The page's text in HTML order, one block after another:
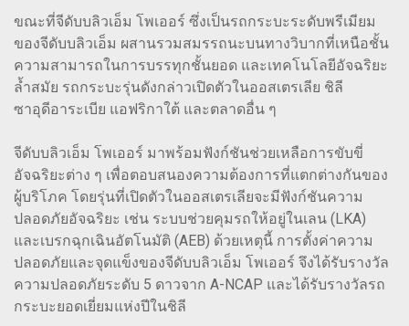
ขณะที่จีดับบลิวเอ็ม โพเออร์ ซึ่งเป็นรถกระบะระดับพรีเมียม
ของจีดับบลิวเอ็ม ผสานรวมสมรรถนะบนทางวิบากที่เหนือชั้น
ความสามารถในการบรรทุกชั้นยอด และเทคโนโลยีอัจฉริยะ
ล้ำสมัย รถกระบะรุ่นดังกล่าวเปิดตัวในออสเตรเลีย ชิลี
ซาอุดีอาระเบีย แอฟริกาใต้ และตลาดอื่น ๆ
จีดับบลิวเอ็ม โพเออร์ มาพร้อมฟังก์ชันช่วยเหลือการขับขี่
อัจฉริยะต่าง ๆ เพื่อตอบสนองความต้องการที่แตกต่างกันของ
ผู้บริโภค โดยรุ่นที่เปิดตัวในออสเตรเลียจะมีฟังก์ชันความ
ปลอดภัยอัจฉริยะ เช่น ระบบช่วยคุมรถให้อยู่ในเลน (LKA)
และเบรกฉุกเฉินอัตโนมัติ (AEB) ด้วยเหตุนี้ การตั้งค่าความ
ปลอดภัยและจุดแข็งของจีดับบลิวเอ็ม โพเออร์ จึงได้รับรางวัล
ความปลอดภัยระดับ 5 ดาวจาก A-NCAP และได้รับรางวัลรถ
กระบะยอดเยี่ยมแห่งปีในชิลี